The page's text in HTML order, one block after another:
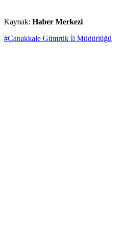
Kaynak: Haber Merkezi
#Çanakkale Gümrük İl Müdürlüğü